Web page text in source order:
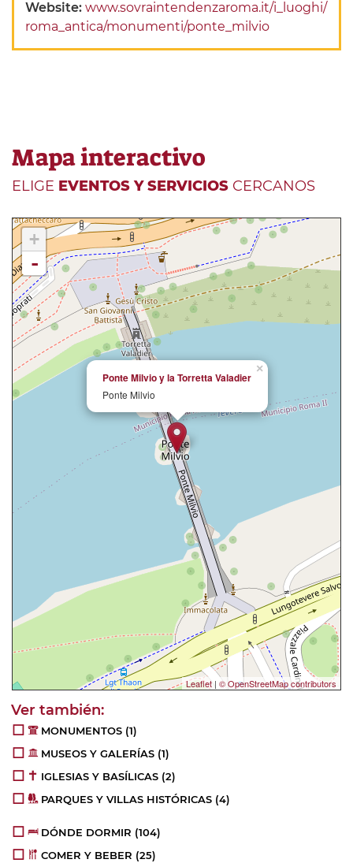
Website:www.sovraintendenzaroma.it/i_luoghi/
roma_antica/monumenti/ponte_milvio
Mapa interactivo
ELIGE EVENTOS Y SERVICIOS CERCANOS
×
Ponte Milvio y la Torretta Valadier
Ponte Milvio
+
-
Leaflet | © OpenStreetMap contributors
MONUMENTOS (1)
MUSEOS Y GALERÍAS (1)
IGLESIAS Y BASÍLICAS (2)
PARQUES Y VILLAS HISTÓRICAS (4)
DÓNDE DORMIR (104)
COMER Y BEBER (25)